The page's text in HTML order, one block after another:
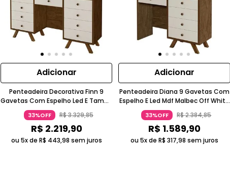
Adicionar
Penteadeira Decorativa Finn 9
Gavetas Com Espelho Led E Tampo
De Vidro Malbec Off White Gran
Belo
33%OFF R$3.329,85
R$ 2.219,90
ou 5x de R$ 443,98 sem juros
Adicionar
Penteadeira Diana 9 Gavetas Com
Espelho E Led Mdf Malbec Off White
Gran Belo
33%OFF R$2.384,85
R$ 1.589,90
ou 5x de R$ 317,98 sem juros